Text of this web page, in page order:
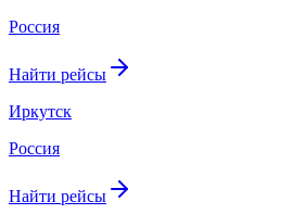
Россия
Найти рейсы
Иркутск
Россия
Найти рейсы